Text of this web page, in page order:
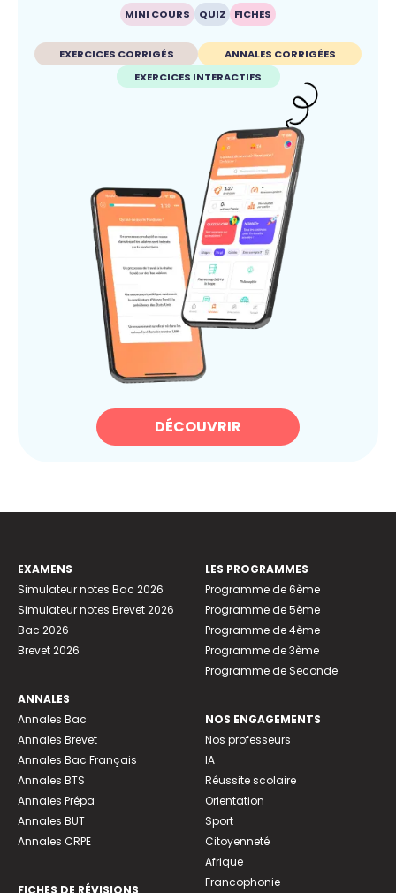
MINI COURS QUIZ FICHES
EXERCICES CORRIGÉS
ANNALES CORRIGÉES
EXERCICES INTERACTIFS
DÉCOUVRIR
EXAMENS
Simulateur notes Bac 2026
Simulateur notes Brevet 2026
Bac 2026
Brevet 2026
ANNALES
Annales Bac
Annales Brevet
Annales Bac Français
Annales BTS
Annales Prépa
Annales BUT
Annales CRPE
FICHES DE RÉVISIONS
LES PROGRAMMES
Programme de 6ème
Programme de 5ème
Programme de 4ème
Programme de 3ème
Programme de Seconde
NOS ENGAGEMENTS
Nos professeurs
IA
Réussite scolaire
Orientation
Sport
Citoyenneté
Afrique
Francophonie